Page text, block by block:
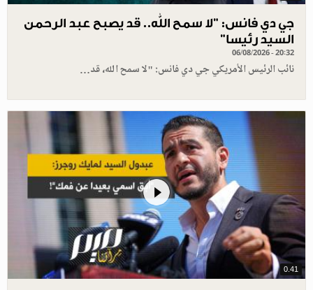
جي دي فانس: ”لا سمح الله.. قد يصبح عبد الرحمن
السيد رئيسا”
06/08/2026 - 20:32
نائب الرئيس الأمريكي جي دي فانس: "لا سمح الله، قد…
0.41